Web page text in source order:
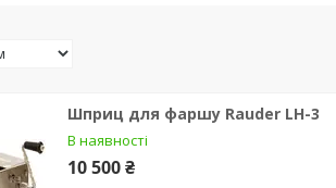
Шприц для фаршу Rauder LH-3
В наявності
10 500 ₴